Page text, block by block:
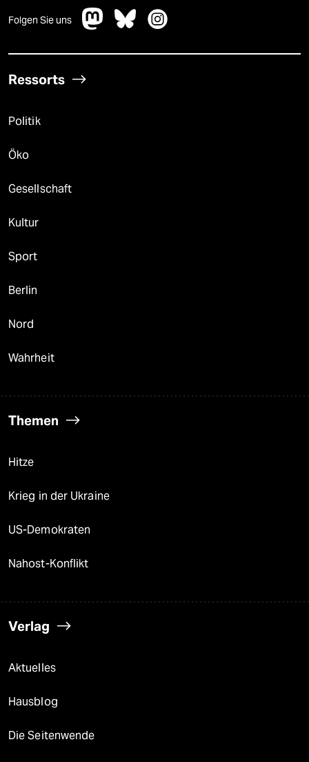
Folgen Sie uns
Ressorts
Politik
Öko
Gesellschaft
Kultur
Sport
Berlin
Nord
Wahrheit
Themen
Hitze
Krieg in der Ukraine
US-Demokraten
Nahost-Konflikt
Verlag
Aktuelles
Hausblog
Die Seitenwende